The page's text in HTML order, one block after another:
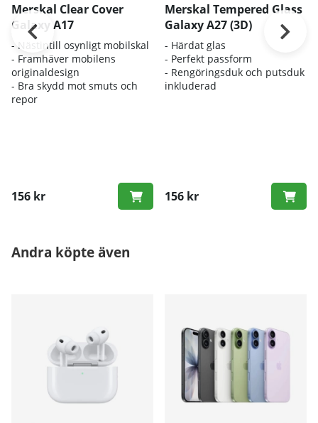
Merskal Clear Cover
Galaxy A17
- Nästintill osynligt mobilskal
- Framhäver mobilens
originaldesign
- Bra skydd mot smuts och
repor
156 kr
Merskal Tempered Glass
Galaxy A27 (3D)
- Härdat glas
- Perfekt passform
- Rengöringsduk och putsduk
inkluderad
156 kr
Andra köpte även